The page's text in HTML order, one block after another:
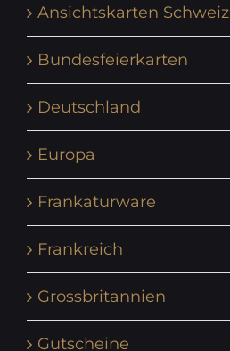
Ansichtskarten Schweiz
Bundesfeierkarten
Deutschland
Europa
Frankaturware
Frankreich
Grossbritannien
Gutscheine